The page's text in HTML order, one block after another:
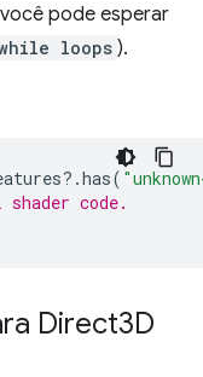
pode esperar
loops ).
? .has(
shader code.
Direct3D